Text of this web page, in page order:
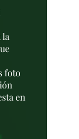
la
foto
en